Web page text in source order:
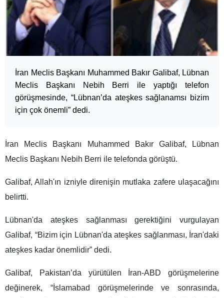
İran Meclis Başkanı Muhammed Bakır Galibaf, Lübnan
Meclis Başkanı Nebih Berri ile yaptığı telefon
görüşmesinde, “Lübnan’da ateşkes sağlanamsı bizim
için çok önemli” dedi.
İran Meclis Başkanı Muhammed Bakır Galibaf, Lübnan
Meclis Başkanı Nebih Berri ile telefonda görüştü.
Galibaf, Allah'ın izniyle direnişin mutlaka zafere ulaşacağını
belirtti.
Lübnan'da ateşkes sağlanması gerektiğini vurgulayan
Galibaf, “Bizim için Lübnan'da ateşkes sağlanması, İran'daki
ateşkes kadar önemlidir” dedi.
Galibaf, Pakistan’da yürütülen İran-ABD görüşmelerine
değinerek, “İslamabad görüşmelerinde ve sonrasında,